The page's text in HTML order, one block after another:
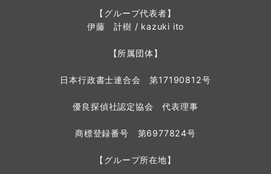
【グループ代表者】
伊藤 計樹 / kazuki ito
【所属団体】
日本行政書士連合会 第17190812号
優良探偵社認定協会 代表理事
商標登録番号 第6977824号
【グループ所在地】